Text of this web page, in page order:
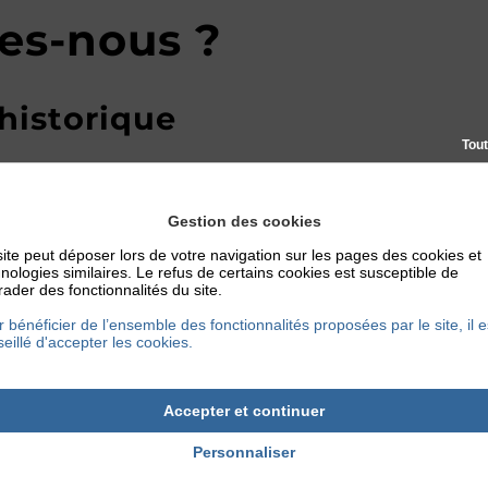
nous ?
musicales. Pour nous, la musique c’est
choisie participe à ancrer les souvenirs de votre
événement aux émotions provoquées par la musique.
pour une utilisation participative de la musique, qui
mais devient un événement en elle-même.
se passer d’un outil extrêmement puissant.
Gestion des cookies
peut déposer lors de votre navigation sur les pages des cookies et
similaires. Le refus de certains cookies est susceptible de
des fonctionnalités du site.
bénéficier de l’ensemble des fonctionnalités proposées par le site, il
d'accepter les cookies.
Accepter et continuer
Personnaliser